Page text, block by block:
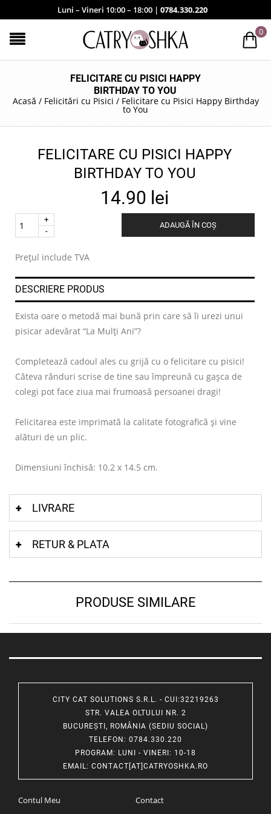
Luni – Vineri 10:00 – 18:00 | 0784.330.220
0
FELICITARE CU PISICI HAPPY
BIRTHDAY TO YOU
Acasă / Felicitări cu Pisici / Felicitare cu Pisici Happy Birthday
to You
FELICITARE CU PISICI HAPPY
BIRTHDAY TO YOU
14.90 lei
Quantity
ADAUGĂ ÎN COȘ
Prețul include TVA
DESCRIERE PRODUS
Exista oare o metodă mai bună prin care să îi urezi unui
pisicar adevărat “La Mulți Ani”?
Completează cadoul ales cu grijă cu o felicitare cu pisici!
Câteva rânduri scrise de tine sau împreună cu gașca de
colegi pot face ziua mai frumoasă persoanei dragi!
Felicitarea este imprimată la calitate fotografică și vine
alături de un plic.
Dimensiuni închisă: 10.2 x 14.5 cm.
LIVRARE
RETUR & PLATA
PRODUSE SIMILARE
CITY CAT SOLUTIONS S.R.L. - CUI:32219263
STR. VALEA OLTULUI NR. 2
BUCUREȘTI, ROMÂNIA (SEDIU SOCIAL)
TELEFON : 0784.330.220
PROGRAM: LUNI - VINERI: 10-18
EMAIL: CONTACT[AT]CATRYOSHKA.RO
Contul Meu
Contact